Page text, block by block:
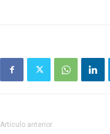
Artículo anterior